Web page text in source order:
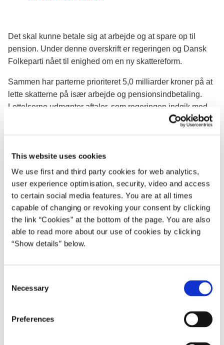
This website uses cookies
We use first and third party cookies for web analytics,
user experience optimisation, security, video and access
to certain social media features. You are at all times
capable of changing or revoking your consent by clicking
the link “Cookies” at the bottom of the page. You are also
able to read more about our use of cookies by clicking
“Show details” below.
Necessary
Preferences
Det skal kunne betale sig at arbejde og at spare op til
pension. Under denne overskrift er regeringen og Dansk
Folkeparti nået til enighed om en ny skattereform.
Sammen har parterne prioriteret 5,0 milliarder kroner på at
lette skatterne på især arbejde og pensionsindbetaling.
Lettelserne udmønter aftaler, som regeringen indgik med
årlige arbejdsindkomst (inkl. fradragsberettigede
en maksimumværdi på 2.500 kroner og er med til at øge
gevinsten ved at komme i arbejde.